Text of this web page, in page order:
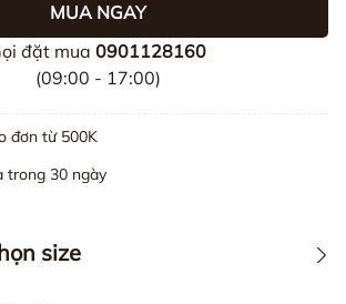
MUA NGAY
đặt mua 0901128160
(09:00 - 17:00)
đơn từ 500K
trong 30 ngày
size